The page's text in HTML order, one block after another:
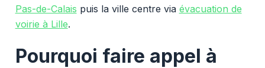
Pas-de-Calais puis la ville centre via évacuation de
voirie à Lille.
Pourquoi faire appel à